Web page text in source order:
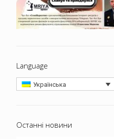
Language
Українська
Останні новини